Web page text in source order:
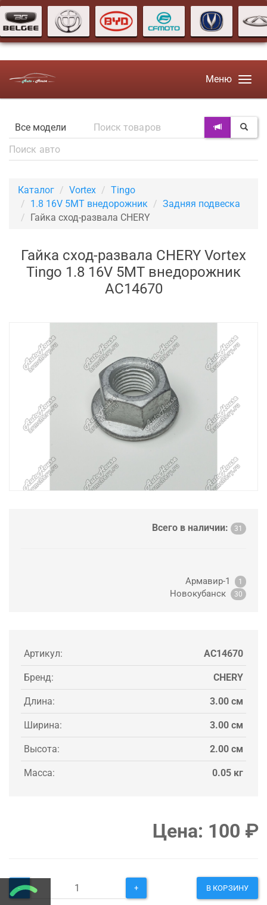
Меню
Каталог Vortex
Tingo
1.8 16V 5MT внедорожник
Задняя подвеска
Гайка сход-развала CHERY
Гайка сход-развала CHERY Vortex
Tingo 1.8 16V 5MT внедорожник
AC14670
Всего в наличии: 31
Армавир-1 1
Новокубанск 30
Артикул: AC14670
Бренд: CHERY
Длина: 3.00 см
Ширина: 3.00 см
Высота: 2.00 см
Масса: 0.05 кг
Цена: 100 ₽
- + В КОРЗИНУ